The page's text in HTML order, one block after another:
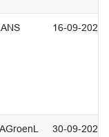
16-09-2025
30-09-2025